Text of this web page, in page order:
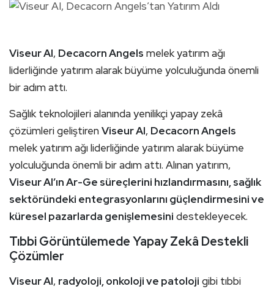
Viseur AI, Decacorn Angels melek yatırım ağı
liderliğinde yatırım alarak büyüme yolculuğunda önemli
bir adım attı.
Sağlık teknolojileri alanında yenilikçi yapay zekâ
çözümleri geliştirenViseur AI, Decacorn Angels
melek yatırım ağı liderliğinde yatırım alarak büyüme
yolculuğunda önemli bir adım attı. Alınan yatırım,
Viseur AI’ın Ar-Ge süreçlerini hızlandırmasını, sağlık
sektöründeki entegrasyonlarını güçlendirmesini ve
küresel pazarlarda genişlemesini destekleyecek.
Tıbbi Görüntülemede Yapay Zekâ Destekli
Çözümler
Viseur AI, radyoloji, onkoloji ve patoloji gibi tıbbi